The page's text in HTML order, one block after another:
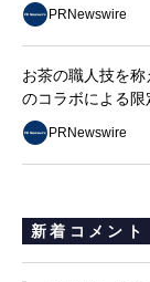
PRNewswire
お茶の職人技を
のコラボによる
PRNewswire
新着コメント